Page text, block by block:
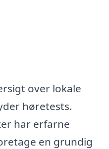
over lokale
høretests.
har erfarne
en grundig